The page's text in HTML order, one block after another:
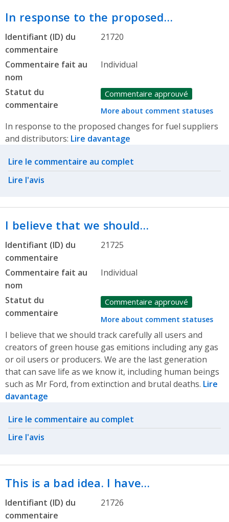
In response to the proposed…
Identifiant (ID) du
commentaire
21720
Commentaire fait au
nom
Individual
Statut du
commentaire
Commentaire approuvé
More about comment statuses
In response to the proposed changes for fuel suppliers
and distributors: Lire davantage
Related actions
Lire le commentaire au complet
Lire l'avis
I believe that we should…
Identifiant (ID) du
commentaire
21725
Commentaire fait au
nom
Individual
Statut du
commentaire
Commentaire approuvé
More about comment statuses
I believe that we should track carefully all users and
creators of green house gas emitions including any gas
or oil users or producers. We are the last generation
that can save life as we know it, including human beings
such as Mr Ford, from extinction and brutal deaths. Lire
davantage
Related actions
Lire le commentaire au complet
Lire l'avis
This is a bad idea. I have…
Identifiant (ID) du
commentaire
21726